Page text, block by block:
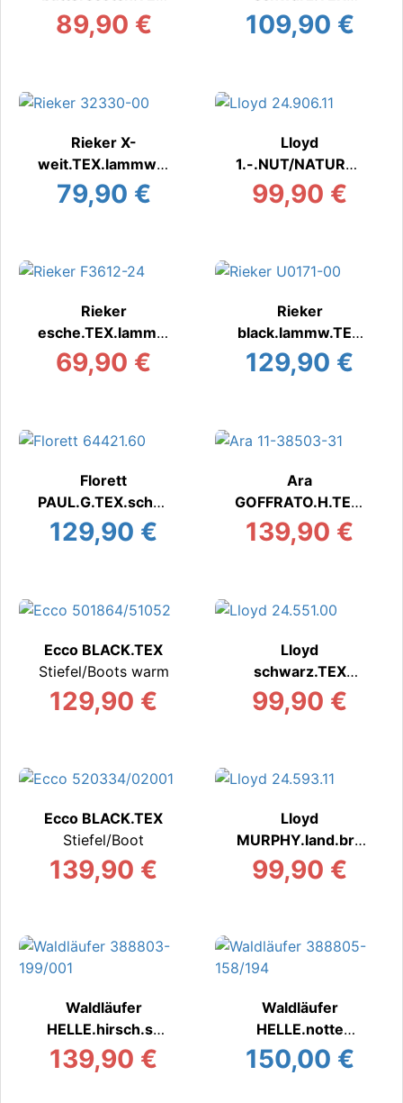
Stiefel/Boots warm
89,90 €
Stiefel/Boots warm
109,90 €
Rieker X-
weit.TEX.lammwol
l
Stiefel/Boots warm
79,90 €
Lloyd
1.-.NUT/NATURAL
Stiefel/Boot
99,90 €
Rieker
esche.TEX.lammw
olle
Stiefel/Boots warm
69,90 €
Rieker
black.lammw.TEX
Stiefel/Boots warm
129,90 €
Florett
PAUL.G.TEX.schw.
KLET
Stiefel/Boots warm
129,90 €
Ara
GOFFRATO.H.TEX.
sz
Stiefel/Boots warm
139,90 €
Ecco BLACK.TEX
Stiefel/Boots warm
129,90 €
Lloyd
schwarz.TEX
Stiefel/Boot
99,90 €
Ecco BLACK.TEX
Stiefel/Boot
139,90 €
Lloyd
MURPHY.land.bra
un
Stiefel/Boot
99,90 €
Waldläufer
HELLE.hirsch.sz
Stiefel/Boots warm
139,90 €
Waldläufer
HELLE.notte
Stiefel/Boots warm
150,00 €